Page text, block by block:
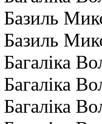
Базиль
Базиль
Багаліка
Багаліка
Багаліка